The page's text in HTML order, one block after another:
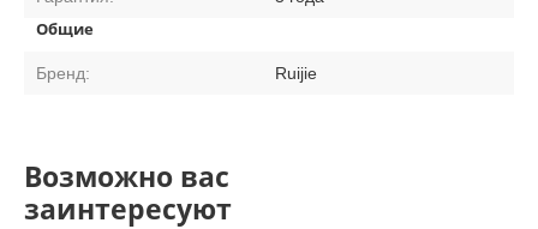
Общие
Бренд: Ruijie
Возможно вас
заинтересуют